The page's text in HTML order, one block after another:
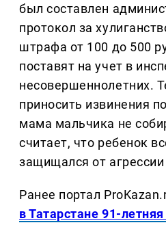
был составлен
протокол за
штрафа от 100 до 500
поставят на учет в
несовершеннолетних.
приносить извинения
мама мальчика не
считает, что ребенок
защищался от
Ранее портал
в Татарстане 91-